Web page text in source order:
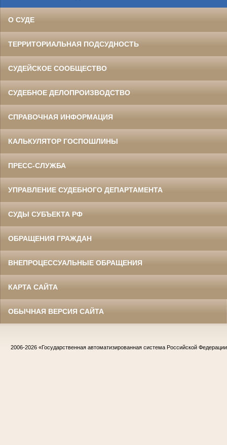
О СУДЕ
ТЕРРИТОРИАЛЬНАЯ ПОДСУДНОСТЬ
СУДЕЙСКОЕ СООБЩЕСТВО
СУДЕБНОЕ ДЕЛОПРОИЗВОДСТВО
СПРАВОЧНАЯ ИНФОРМАЦИЯ
КАЛЬКУЛЯТОР ГОСПОШЛИНЫ
ПРЕСС-СЛУЖБА
УПРАВЛЕНИЕ СУДЕБНОГО ДЕПАРТАМЕНТА
СУДЫ СУБЪЕКТА РФ
ОБРАЩЕНИЯ ГРАЖДАН
ВНЕПРОЦЕССУАЛЬНЫЕ ОБРАЩЕНИЯ
КАРТА САЙТА
ОБЫЧНАЯ ВЕРСИЯ САЙТА
2006-2026 «Государственная автоматизированная система Российской